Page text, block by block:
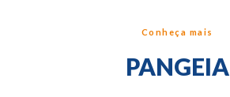
Conheça mais
PANGEIA